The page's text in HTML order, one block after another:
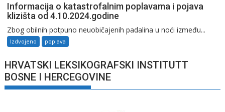
Informacija o katastrofalnim poplavama i pojava
klizišta od 4.10.2024.godine
Zbog obilnih potpuno neuobičajenih padalina u noći između...
Izdvojeno poplava
HRVATSKI LEKSIKOGRAFSKI INSTITUTT
BOSNE I HERCEGOVINE